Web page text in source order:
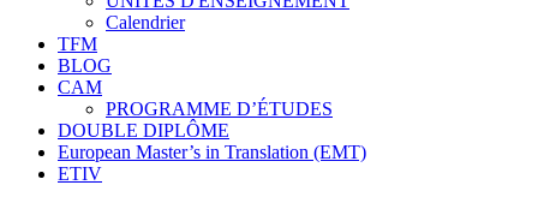
Calendrier
TFM
BLOG
CAM
PROGRAMME D’ÉTUDES
DOUBLE DIPLÔME
European Master’s in Translation (EMT)
ETIV